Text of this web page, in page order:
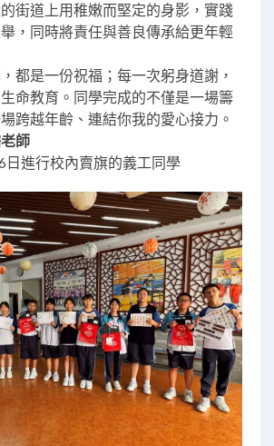
的街道上用稚嫩而堅定的身影，實踐
，同時將責任與善良傳承給更年輕
是一份祝福；每一次躬身道謝，
命教育。同學完成的不僅是一場籌
跨越年齡、連結你我的愛心接力。
師
日進行校內賣旗的義工同學